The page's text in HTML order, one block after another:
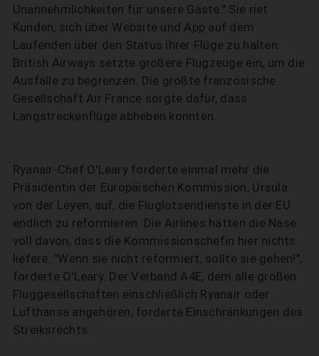
Unannehmlichkeiten für unsere Gäste." Sie riet
Kunden, sich über Website und App auf dem
Laufenden über den Status ihrer Flüge zu halten.
British Airways setzte größere Flugzeuge ein, um die
Ausfälle zu begrenzen. Die größte französische
Gesellschaft Air France sorgte dafür, dass
Langstreckenflüge abheben konnten.
Ryanair-Chef O'Leary forderte einmal mehr die
Präsidentin der Europäischen Kommission, Ursula
von der Leyen, auf, die Fluglotsendienste in der EU
endlich zu reformieren. Die Airlines hätten die Nase
voll davon, dass die Kommissionschefin hier nichts
liefere. "Wenn sie nicht reformiert, sollte sie gehen!",
forderte O'Leary. Der Verband A4E, dem alle großen
Fluggesellschaften einschließlich Ryanair oder
Lufthansa angehören, forderte Einschränkungen des
Streiksrechts.